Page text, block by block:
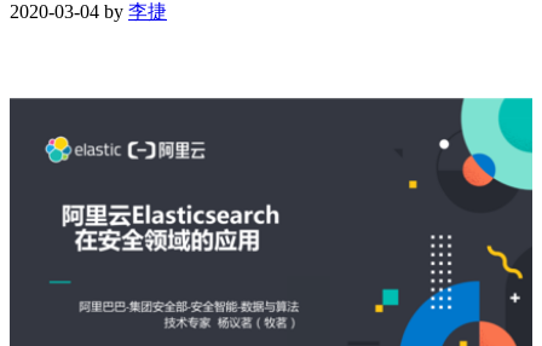
2020-03-04 by 李捷